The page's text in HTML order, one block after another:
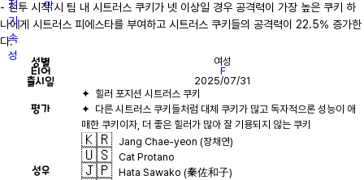
- 전투 시작 시 팀 내 시트러스 쿠키가 넷 이상일 경우 공격력이 가장 높은 쿠키 하
나에게 시트러스 피에스타를 부여하고 시트러스 쿠키들의 공격력이 22.5% 증가한
다.
성별 여성
티어 F
출시일 2025/07/31
평가
✦  다른 시트러스 쿠키들처럼 대체 쿠키가 많고 독자적으론 성능이 애
성우
🇰🇷 Jang Chae-yeon (장채연)
🇺🇸 Cat Protano
🇯🇵 Hata Sawako (秦佐和子)